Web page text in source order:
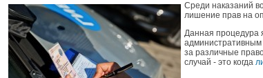
Среди наказаний
лишение прав на
Данная процедура
за различные
случай - это когда